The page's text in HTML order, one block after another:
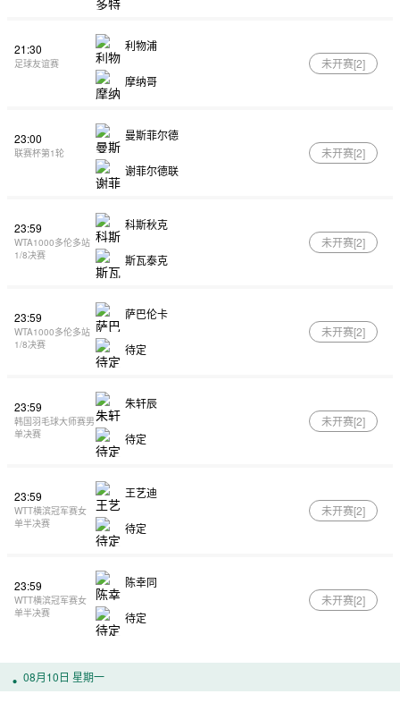
21:30
足球友谊赛
利物浦
摩纳哥
未开赛[2]
23:00
联赛杯第1轮
曼斯菲尔德
谢菲尔德联
未开赛[2]
23:59
WTA1000多伦多站
1/8决赛
科斯秋克
斯瓦泰克
未开赛[2]
23:59
WTA1000多伦多站
1/8决赛
萨巴伦卡
待定
未开赛[2]
23:59
韩国羽毛球大师赛男
单决赛
朱轩辰
待定
未开赛[2]
23:59
WTT横滨冠军赛女
单半决赛
王艺迪
待定
未开赛[2]
23:59
WTT横滨冠军赛女
单半决赛
陈幸同
待定
未开赛[2]
08月10日 星期一